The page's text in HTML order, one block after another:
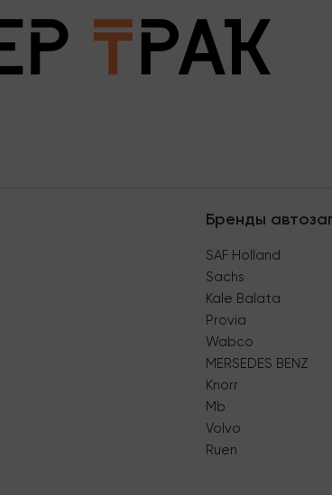
Бренды
SAF Holland
Sachs
Kale Balata
Provia
Wabco
MERSEDES BENZ
Knorr
Mb
Volvo
Ruen